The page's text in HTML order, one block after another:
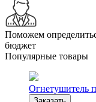
Поможем
бюджет
Популярные товары
Огнетушитель